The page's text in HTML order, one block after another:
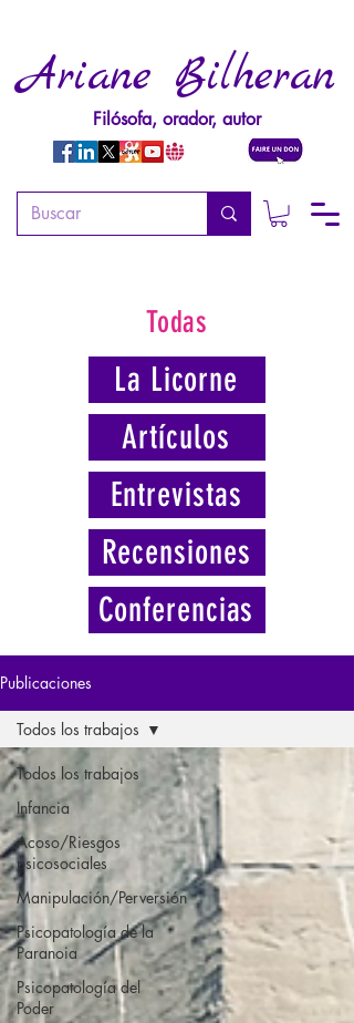
Ariane Bilheran
Filósofa, orador, autor
Todas
La Licorne
Artículos
Entrevistas
Recensiones
Conferencias
Publicaciones
Todos los trabajos
Infancia
Acoso/Riesgos
psicosociales
Manipulación/Perversión
Psicopatología de la
Paranoia
Psicopatología del
Poder
Todos los trabajos